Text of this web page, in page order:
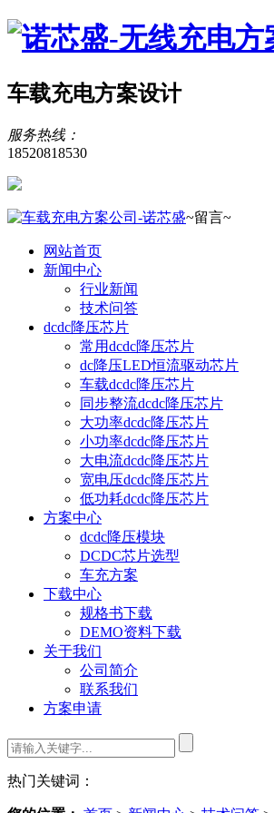
车载充电方案设计
服务热线：
18520818530
~留言~
网站首页
新闻中心
行业新闻
技术问答
dcdc降压芯片
常用dcdc降压芯片
dc降压LED恒流驱动芯片
车载dcdc降压芯片
同步整流dcdc降压芯片
大功率dcdc降压芯片
小功率dcdc降压芯片
大电流dcdc降压芯片
宽电压dcdc降压芯片
低功耗dcdc降压芯片
方案中心
dcdc降压模块
DCDC芯片选型
车充方案
下载中心
规格书下载
DEMO资料下载
关于我们
公司简介
联系我们
方案申请
热门关键词：